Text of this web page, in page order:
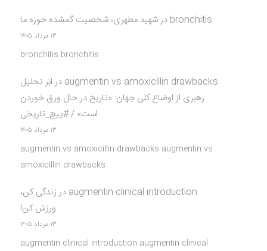
bronchitis درشهید مطهری، شخصیت گمشده حوزه ما
۱۳ مرداد ۱۴۰۵
bronchitis bronchitis
augmentin vs amoxicillin drawbacks درابَر تحلیل
رهبری از اوضاع کلی جهان: «تاریخ در حال ورق خوردن
است» / #پیچ_تاریخی
۱۳ مرداد ۱۴۰۵
augmentin vs amoxicillin drawbacks augmentin vs
amoxicillin drawbacks
augmentin clinical introduction درزندگی کن،
ورزش کن!
۱۳ مرداد ۱۴۰۵
augmentin clinical introduction augmentin clinical